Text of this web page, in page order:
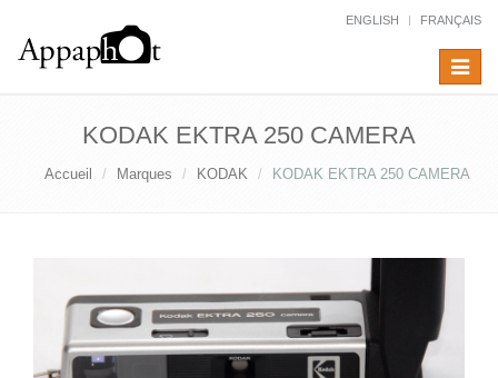
ENGLISH FRANÇAIS
Toggle
KODAK EKTRA 250 CAMERA
Accueil Marques KODAK KODAK EKTRA 250 CAMERA